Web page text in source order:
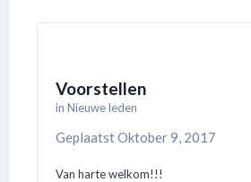
Voorstellen
in Nieuwe leden
GeplaatstOktober 9, 2017
Van harte welkom!!!